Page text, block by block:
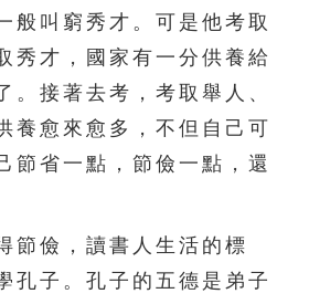
般叫窮秀才。可是他考取
秀才，國家有一分供養給
。接著去考，考取舉人、
養愈來愈多，不但自己可
節省一點，節儉一點，還
儉，讀書人生活的標
孔子。孔子的五德是弟子